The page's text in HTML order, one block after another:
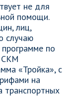
не для
помощи.
лиц,
случаю
по
СКМ
«Тройка», с
на
транспортных